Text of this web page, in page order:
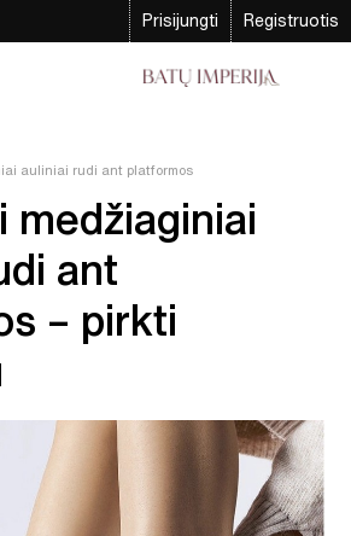
Prisijungti Registruotis
auliniai rudi ant platformos
medžiaginiai
ant
– pirkti